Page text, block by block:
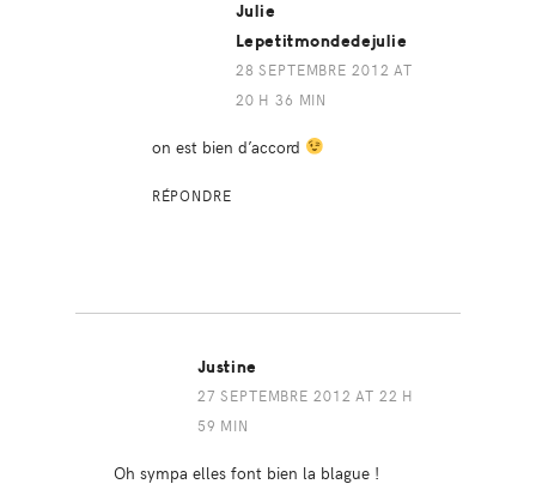
Julie
Lepetitmondedejulie
28 SEPTEMBRE 2012 AT
20 H 36 MIN
on est bien d’accord
RÉPONDRE
Justine
27 SEPTEMBRE 2012 AT 22 H
59 MIN
Oh sympa elles font bien la blague !